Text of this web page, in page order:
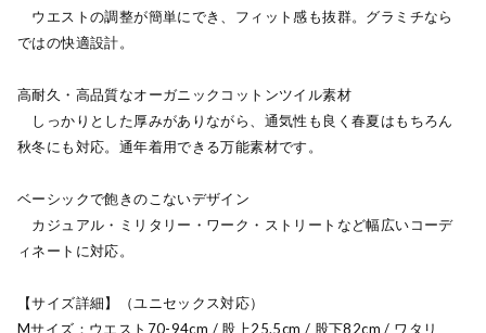
ウエストの調整が簡単にでき、フィット感も抜群。グラミチなら
ではの快適設計。
高耐久・高品質なオーガニックコットンツイル素材
しっかりとした厚みがありながら、通気性も良く春夏はもちろん
秋冬にも対応。通年着用できる万能素材です。
ベーシックで飽きのこないデザイン
カジュアル・ミリタリー・ワーク・ストリートなど幅広いコーデ
ィネートに対応。
【サイズ詳細】（ユニセックス対応）
Mサイズ：ウエスト70-94cm / 股上25.5cm / 股下82cm / ワタリ